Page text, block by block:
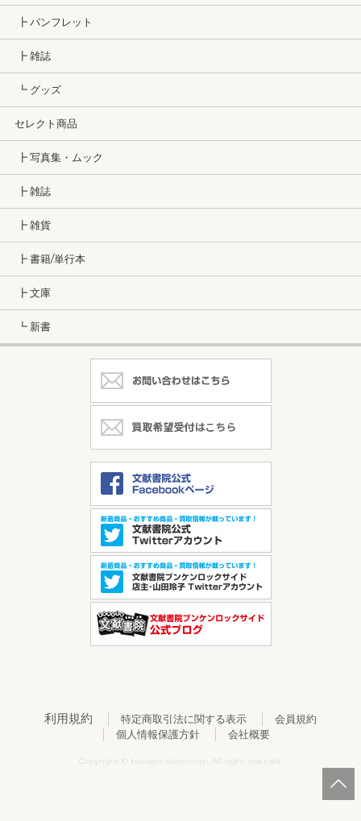
┣ パンフレット
┣ 雑誌
┗ グッズ
セレクト商品
┣ 写真集・ムック
┣ 雑誌
┣ 雑貨
┣ 書籍/単行本
┣ 文庫
┗ 新書
利用規約 特定商取引法に関する表示
会員規約
個人情報保護方針
会社概要
Copyright © bunken-shoin.co.jp. All right reserved.